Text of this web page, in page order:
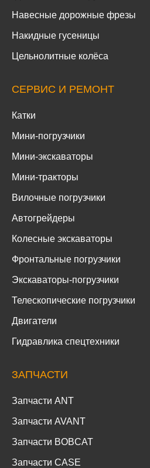
Навесные дорожные фрезы
Накидные гусеницы
Цельнолитные колёса
СЕРВИС И РЕМОНТ
Катки
Мини-погрузчики
Мини-экскаваторы
Мини-тракторы
Вилочные погрузчики
Автогрейдеры
Колесные экскаваторы
Фронтальные погрузчики
Экскаваторы-погрузчики
Телескопические погрузчики
Двигатели
Гидравлика спецтехники
ЗАПЧАСТИ
Запчасти ANT
Запчасти AVANT
Запчасти BOBCAT
Запчасти CASE